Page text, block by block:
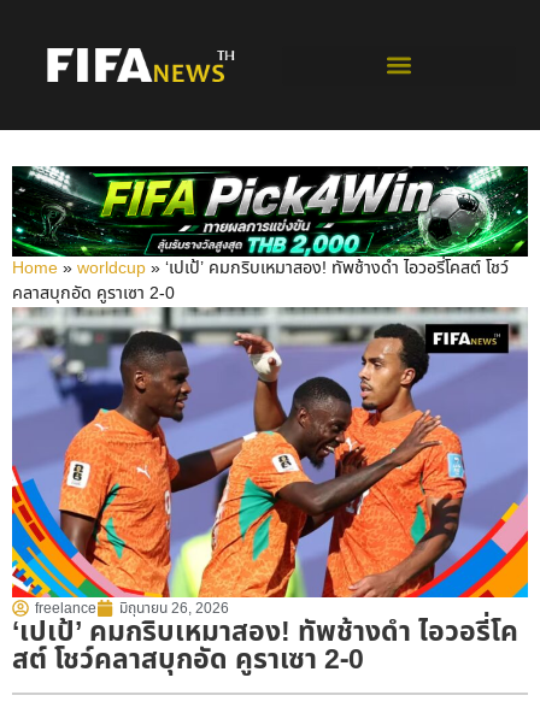
Home»worldcup»‘เปเป้’ คมกริบเหมาสอง! ทัพช้างดำ ไอวอรี่โคสต์ โชว์
คลาสบุกอัด คูราเซา 2-0
freelance มิถุนายน 26, 2026
‘เปเป้’ คมกริบเหมาสอง! ทัพช้างดำ ไอวอรี่โค
สต์ โชว์คลาสบุกอัด คูราเซา 2-0